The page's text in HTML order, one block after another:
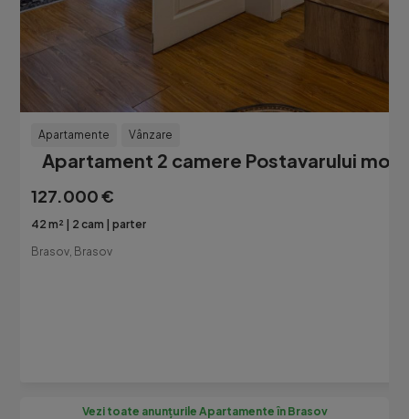
Apartamente Vânzare
Apartament 2 camere Postavarului
127.000 €
42 m² 2 cam
parter
Brasov, Brasov
Vezi toate anunțurile Apartamente în Brasov